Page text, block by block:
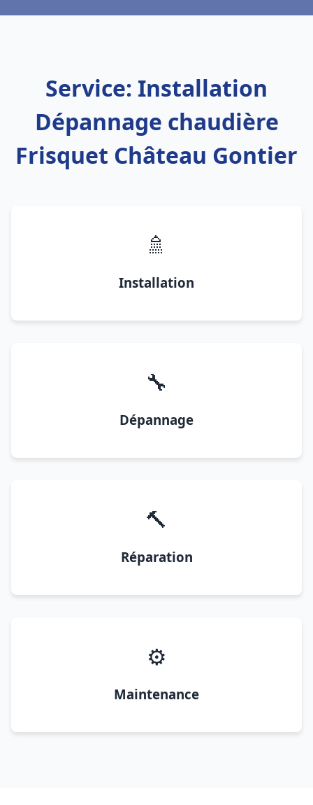
Service: Installation
Dépannage chaudière
Frisquet Château Gontier
🚿
Installation
🔧
Dépannage
🔨
Réparation
⚙️
Maintenance